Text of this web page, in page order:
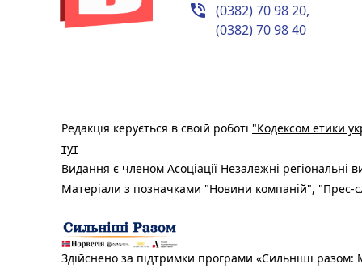
phone_in_talk (0382) 70 98 20,
(0382) 70 98 40
Редакція керується в своїй роботі "Кодексом етики
тут
Видання є членом Асоціації Незалежні регіональні
Матеріали з позначками "Новини компаній", "Прес-
Здійснено за підтримки програми «Сильніші разом: